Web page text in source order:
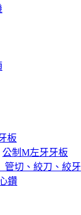
板
公制M左牙牙板
管切、絞刀、絞牙
鑽